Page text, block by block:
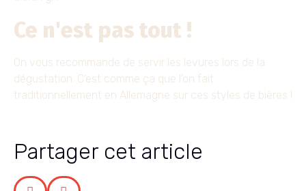
Ce n'est pas tout !
On vous recommande de servir les levures lors de la
dégustation. C’est comme ça que l’on fait
traditionnellement en Allemagne sur ces styles de bières !
Partager cet article